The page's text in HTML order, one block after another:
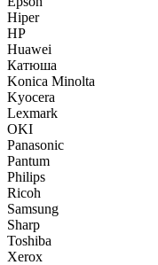
Hiper
HP
Huawei
Катюша
Konica Minolta
Kyocera
Lexmark
OKI
Panasonic
Pantum
Philips
Ricoh
Samsung
Sharp
Toshiba
Xerox